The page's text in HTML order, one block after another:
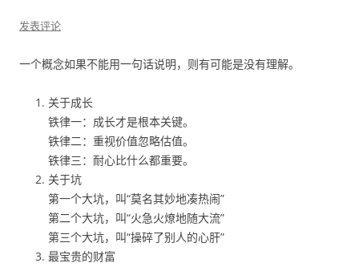
发表评论
一个概念如果不能用一句话说明，则有可能是没有理解。
关于成长
铁律一：成长才是根本关键。
铁律二：重视价值忽略估值。
铁律三：耐心比什么都重要。
关于坑
第一个大坑，叫“莫名其妙地凑热闹”
第二个大坑，叫“火急火燎地随大流”
第三个大坑，叫“操碎了别人的心肝”
最宝贵的财富